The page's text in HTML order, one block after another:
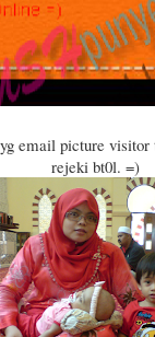
email picture visitor
rejeki bt0l. =)